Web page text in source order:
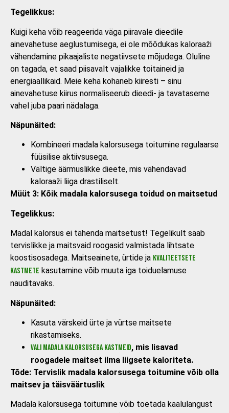
Tegelikkus:
Kuigi keha võib reageerida väga piiravale dieedile
ainevahetuse aeglustumisega, ei ole mõõdukas kaloraaži
vähendamine pikaajaliste negatiivsete mõjudega. Oluline
on tagada, et saad piisavalt vajalikke toitaineid ja
energiaallikaid. Meie keha kohaneb kiiresti – sinu
ainevahetuse kiirus normaliseerub dieedi- ja tavataseme
vahel juba paari nädalaga.
Näpunäited:
Kombineeri madala kalorsusega toitumine regulaarse
füüsilise aktiivsusega.
Vältige äärmuslikke dieete, mis vähendavad
kaloraaži liiga drastiliselt.
Müüt 3: Kõik madala kalorsusega toidud on maitsetud
Tegelikkus:
Madal kalorsus ei tähenda maitsetust! Tegelikult saab
tervislikke ja maitsvaid roogasid valmistada lihtsate
koostisosadega. Maitseainete, ürtide ja kvaliteetsete
kastmete kasutamine võib muuta iga toiduelamuse
nauditavaks.
Näpunäited:
Kasuta värskeid ürte ja vürtse maitsete
rikastamiseks.
Vali madala kalorsusega kastmeid, mis lisavad
roogadele maitset ilma liigsete kaloriteta.
Tõde: Tervislik madala kalorsusega toitumine võib olla
maitsev ja täisväärtuslik
Madala kalorsusega toitumine võib toetada kaalulangust